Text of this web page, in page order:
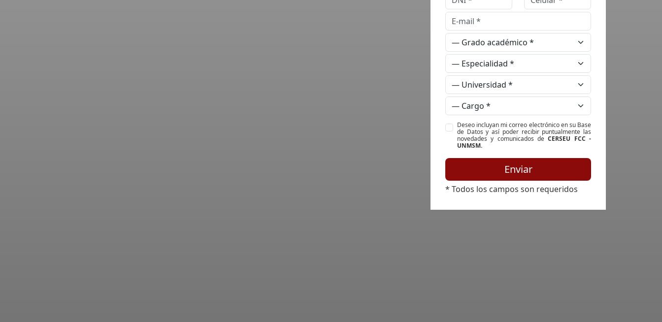
Deseo incluyan mi correo electrónico en su Base
de Datos y así poder recibir puntualmente las
novedades y comunicados deCERSEU FCC -
UNMSM.
Enviar
* Todos los campos son requeridos